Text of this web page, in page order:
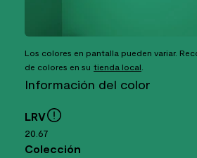
Los colores en pantalla pueden variar.
de colores en su tienda local
Información del color
LRV
20.67
Colección